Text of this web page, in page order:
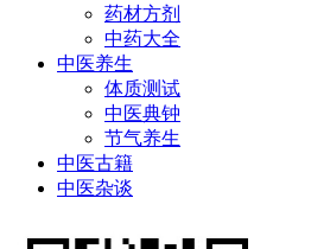
药材方剂
中药大全
中医养生
体质测试
中医典钟
节气养生
中医古籍
中医杂谈